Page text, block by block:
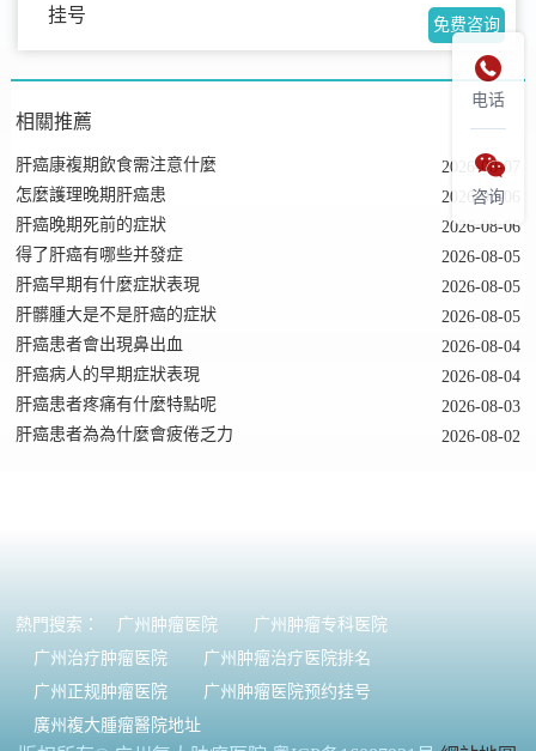
免费咨询
挂号
相關推薦
2026-08-07
肝癌康複期飲食需注意什麼
2026-08-06
怎麼護理晚期肝癌患
2026-08-06
肝癌晚期死前的症狀
2026-08-05
得了肝癌有哪些并發症
2026-08-05
肝癌早期有什麼症狀表現
2026-08-05
肝髒腫大是不是肝癌的症狀
2026-08-04
肝癌患者會出現鼻出血
2026-08-04
肝癌病人的早期症狀表現
2026-08-03
肝癌患者疼痛有什麼特點呢
2026-08-02
肝癌患者為為什麼會疲倦乏力
熱門搜索： 广州肿瘤医院
广州肿瘤专科医院
广州治疗肿瘤医院
广州肿瘤治疗医院排名
广州正规肿瘤医院
广州肿瘤医院预约挂号
廣州複大腫瘤醫院地址

电话

咨询